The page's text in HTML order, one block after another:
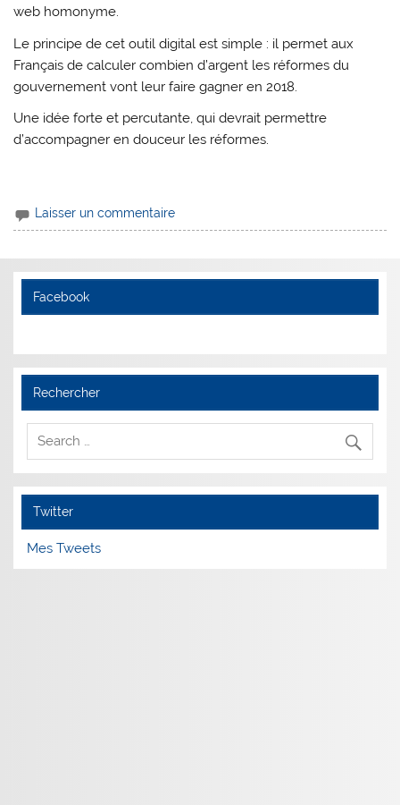
web homonyme.
Le principe de cet outil digital est simple : il permet aux
Français de calculer combien d’argent les réformes du
gouvernement vont leur faire gagner en 2018.
Une idée forte et percutante, qui devrait permettre
d’accompagner en douceur les réformes.
Laisser un commentaire
Facebook
Rechercher
Twitter
Mes Tweets